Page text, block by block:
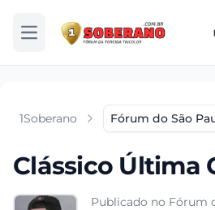
Abrir menu
1Soberano Fórum do São
Clássico Última
Publicado no Fórum